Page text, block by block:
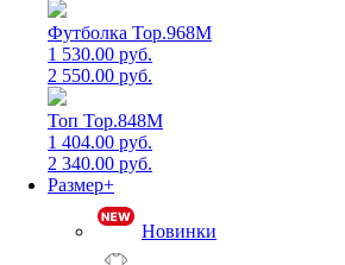
Футболка Top.968M
1 530.00 руб.
2 550.00 руб.
Топ Top.848M
1 404.00 руб.
2 340.00 руб.
Размер+
Новинки